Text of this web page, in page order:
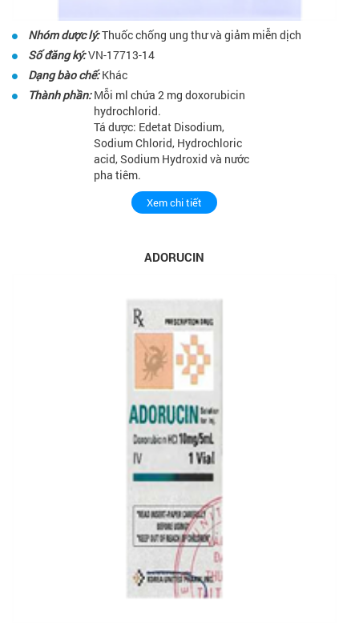
Nhóm dược lý:Thuốc chống ung thư và giảm miễn dịch
Số đăng ký:VN-17713-14
Dạng bào chế:Khác
Thành phần: Mỗi ml chứa 2 mg doxorubicin
hydrochlorid.
Tá dược: Edetat Disodium,
Sodium Chlorid, Hydrochloric
acid, Sodium Hydroxid và nước
pha tiêm.
Xem chi tiết
ADORUCIN